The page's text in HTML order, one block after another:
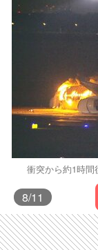
衝突から約1時
8/11